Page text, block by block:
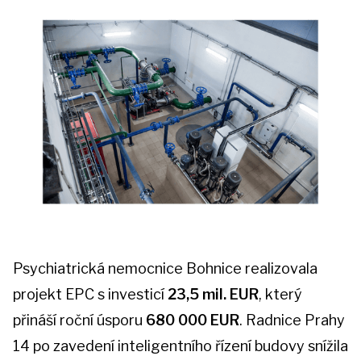
Psychiatrická nemocnice Bohnice realizovala
projekt EPC s investicí23,5 mil. EUR, který
přináší roční úsporu 680 000 EUR. Radnice Prahy
14 po zavedení inteligentního řízení budovy snížila